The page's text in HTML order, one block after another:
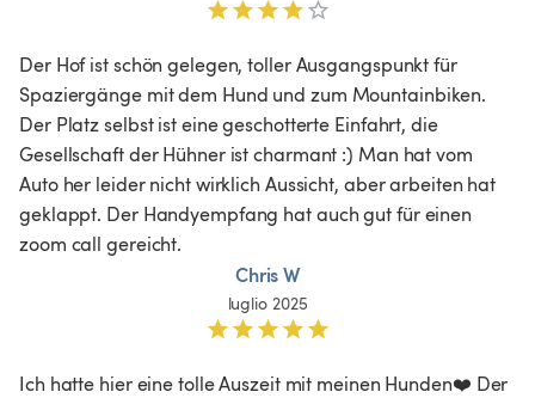
Der Hof ist schön gelegen, toller Ausgangspunkt für
Spaziergänge mit dem Hund und zum Mountainbiken.
Der Platz selbst ist eine geschotterte Einfahrt, die
Gesellschaft der Hühner ist charmant :) Man hat vom
Auto her leider nicht wirklich Aussicht, aber arbeiten hat
geklappt. Der Handyempfang hat auch gut für einen
zoom call gereicht.
Chris W
luglio 2025
Ich hatte hier eine tolle Auszeit mit meinen Hunden❤️ Der